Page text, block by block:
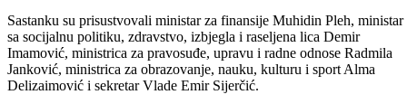
Sastanku su prisustvovali ministar za finansije Muhidin Pleh, ministar
sa socijalnu politiku, zdravstvo, izbjegla i raseljena lica Demir